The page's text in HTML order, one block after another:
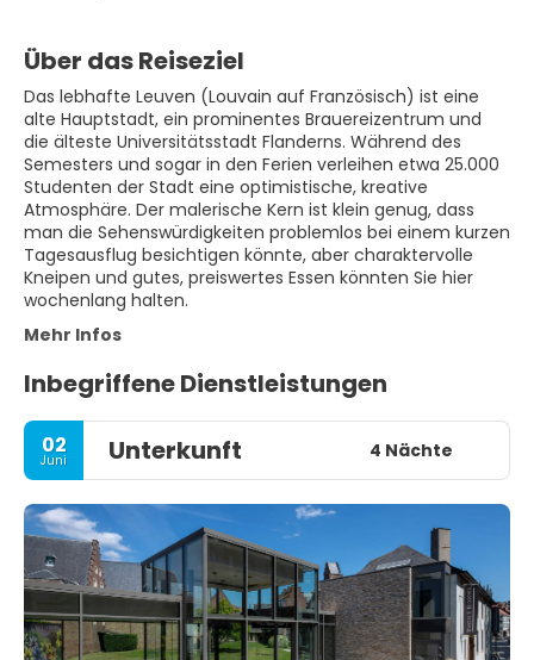
Über das Reiseziel
Das lebhafte Leuven (Louvain auf Französisch) ist eine
alte Hauptstadt, ein prominentes Brauereizentrum und
die älteste Universitätsstadt Flanderns. Während des
Semesters und sogar in den Ferien verleihen etwa 25.000
Studenten der Stadt eine optimistische, kreative
Atmosphäre. Der malerische Kern ist klein genug, dass
man die Sehenswürdigkeiten problemlos bei einem kurzen
Tagesausflug besichtigen könnte, aber charaktervolle
Kneipen und gutes, preiswertes Essen könnten Sie hier
wochenlang halten.
Mehr Infos
Inbegriffene Dienstleistungen
02
Juni Unterkunft 4 Nächte